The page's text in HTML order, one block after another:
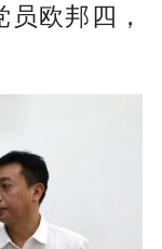
欧邦四，